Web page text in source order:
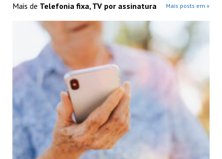
Mais de Telefonia fixa, TV por assinatura Mais posts em »